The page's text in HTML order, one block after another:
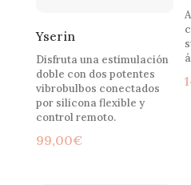
Yserin
Disfruta una estimulación
doble con dos potentes
vibrobulbos conectados
por silicona flexible y
control remoto.
99,00€